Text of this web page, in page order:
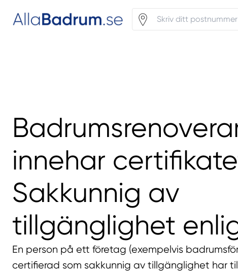
innehar
Sakkunnig av
tillgänglighet
En person på ett företag (exempelvis
certifierad som sakkunnig av tillgänglighet har